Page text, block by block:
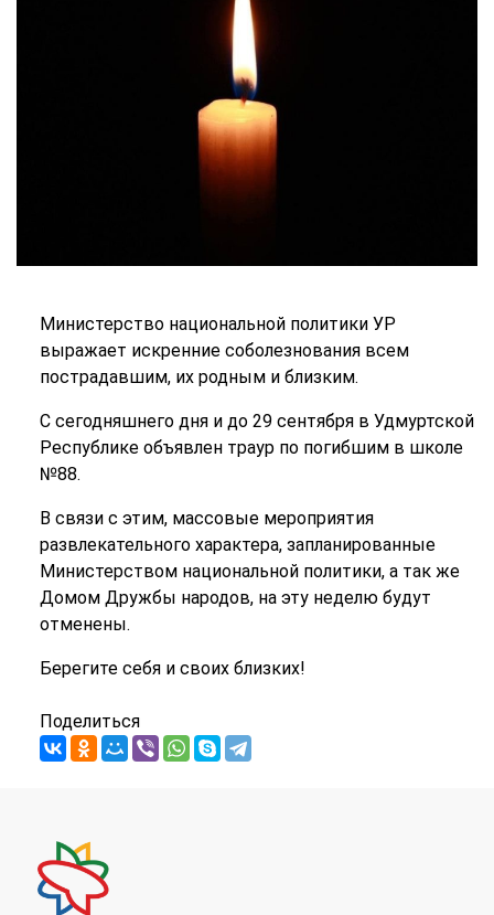
Министерство национальной политики УР
выражает искренние соболезнования всем
пострадавшим, их родным и близким.
С сегодняшнего дня и до 29 сентября в Удмуртской
Республике объявлен траур по погибшим в школе
№88.
В связи с этим, массовые мероприятия
развлекательного характера, запланированные
Министерством национальной политики, а так же
Домом Дружбы народов, на эту неделю будут
отменены.
Берегите себя и своих близких!
Поделиться